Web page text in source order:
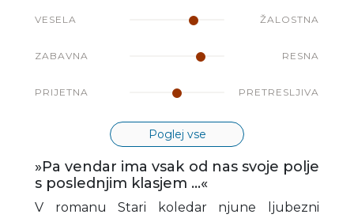
VESELA ŽALOSTNA
ZABAVNA RESNA
PRIJETNA PRETRESLJIVA
Poglej vse
»Pa vendar ima vsak od nas svoje polje
s poslednjim klasjem …«
V romanu Stari koledar njune ljubezni